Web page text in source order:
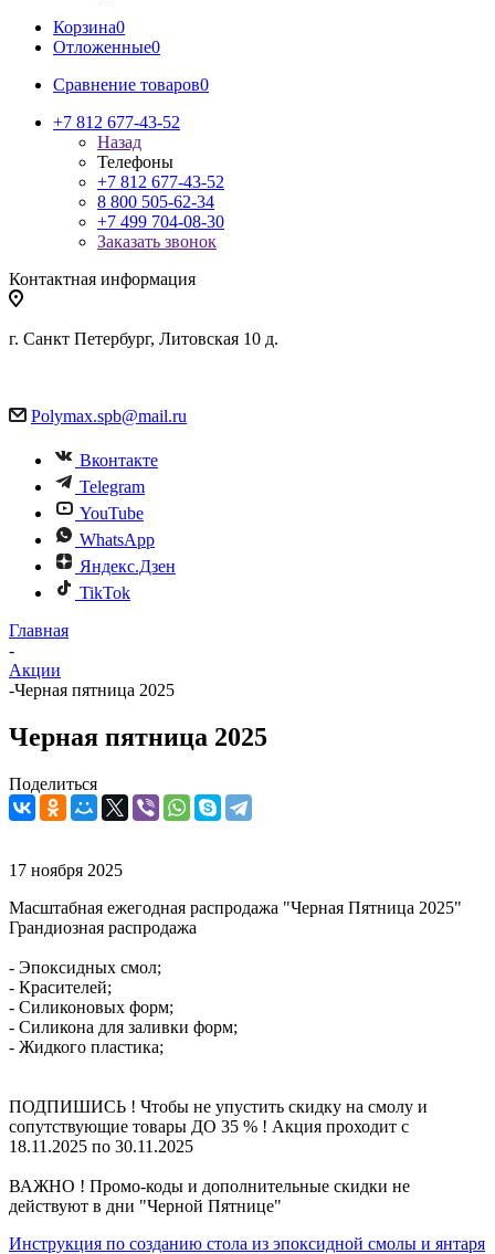
Корзина0
Отложенные0
Сравнение товаров0
+7 812 677-43-52
Назад
Телефоны
+7 812 677-43-52
8 800 505-62-34
+7 499 704-08-30
Заказать звонок
Контактная информация
г. Санкт Петербург, Литовская 10 д.
Polymax.spb@mail.ru
Вконтакте
Telegram
YouTube
WhatsApp
Яндекс.Дзен
TikTok
Главная
-
Акции
-Черная пятница 2025
Черная пятница 2025
Поделиться
17 ноября 2025
Масштабная ежегодная распродажа "Черная Пятница 2025"
Грандиозная распродажа
- Эпоксидных смол;
- Красителей;
- Силиконовых форм;
- Силикона для заливки форм;
- Жидкого пластика;
ПОДПИШИСЬ ! Чтобы не упустить скидку на смолу и
сопутствующие товары ДО 35 % ! Акция проходит с
18.11.2025 по 30.11.2025
ВАЖНО ! Промо-коды и дополнительные скидки не
действуют в дни "Черной Пятнице"
Инструкция по созданию стола из эпоксидной смолы и янтаря